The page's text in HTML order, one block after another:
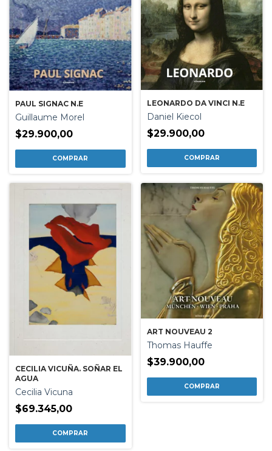
PAUL SIGNAC N.E
Guillaume Morel
$29.900,00
LEONARDO DA VINCI N.E
Daniel Kiecol
$29.900,00
CECILIA VICUÑA. SOÑAR EL
AGUA
Cecilia Vicuna
$69.345,00
ART NOUVEAU 2
Thomas Hauffe
$39.900,00